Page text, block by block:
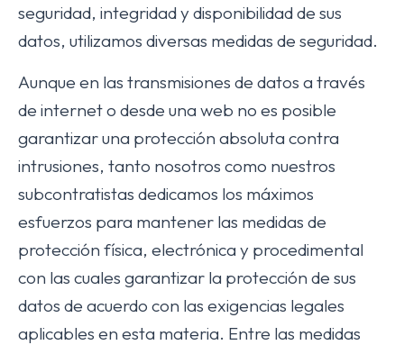
seguridad, integridad y disponibilidad de sus
datos, utilizamos diversas medidas de seguridad.
Aunque en las transmisiones de datos a través
de internet o desde una web no es posible
garantizar una protección absoluta contra
intrusiones, tanto nosotros como nuestros
subcontratistas dedicamos los máximos
esfuerzos para mantener las medidas de
protección física, electrónica y procedimental
con las cuales garantizar la protección de sus
datos de acuerdo con las exigencias legales
aplicables en esta materia. Entre las medidas